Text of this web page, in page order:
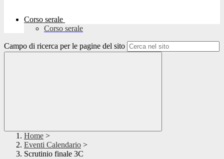
Corso serale
Corso serale
Campo di ricerca per le pagine del sito
Home >
Eventi Calendario >
Scrutinio finale 3C